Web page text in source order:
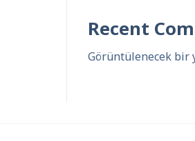
Recent
Görüntülenecek bir